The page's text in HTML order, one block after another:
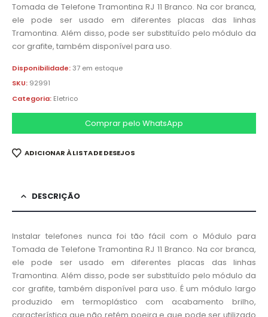
Tomada de Telefone Tramontina RJ 11 Branco. Na cor branca,
ele pode ser usado em diferentes placas das linhas
Tramontina. Além disso, pode ser substituído pelo módulo da
cor grafite, também disponível para uso.
Disponibilidade:37 em estoque
SKU: 92991
Categoria: Eletrico
Comprar pelo WhatsApp
ADICIONAR À LISTA DE DESEJOS
DESCRIÇÃO
Instalar telefones nunca foi tão fácil com o Módulo para
Tomada de Telefone Tramontina RJ 11 Branco. Na cor branca,
ele pode ser usado em diferentes placas das linhas
Tramontina. Além disso, pode ser substituído pelo módulo da
cor grafite, também disponível para uso. É um módulo largo
produzido em termoplástico com acabamento brilho,